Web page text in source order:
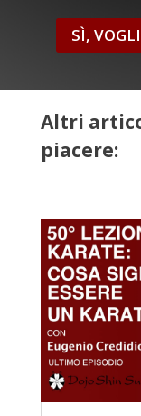
SÌ,
Altri
piacere: